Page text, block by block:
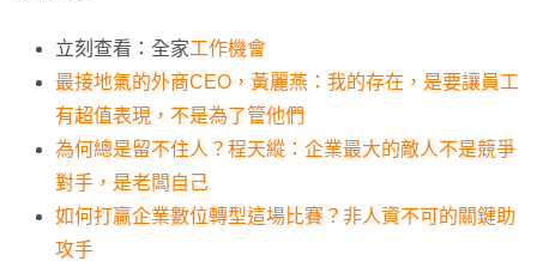
立刻查看：全家工作機會
最接地氣的外商CEO，黃麗燕：我的存在，是要讓員工
有超值表現，不是為了管他們
為何總是留不住人？程天縱：企業最大的敵人不是競爭
對手，是老闆自己
如何打贏企業數位轉型這場比賽？非人資不可的關鍵助
攻手